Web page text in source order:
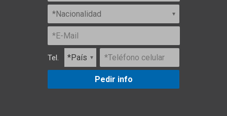
Tel.
Pedir info